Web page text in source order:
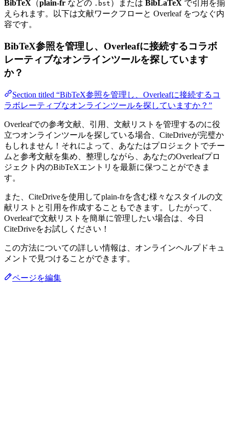
BibTeX （plain-fr などの .bst ）または BibLaTeX で引用を揃
えられます。以下は文献ワークフローと Overleaf をつなぐ内
容です。
BibTeX参照を管理し、Overleafに接続するコラボ
レーティブなオンラインツールを探しています
か？
Section titled “BibTeX参照を管理し、Overleafに接続するコ
ラボレーティブなオンラインツールを探していますか？”
Overleafでの参考文献、引用、文献リストを管理するのに役
立つオンラインツールを探している場合、CiteDriveが完璧か
もしれません！それによって、あなたはプロジェクトでチー
ムと参考文献を集め、整理しながら、あなたのOverleafプロ
ジェクト内のBibTeXエントリを最新に保つことができま
す。
また、CiteDriveを使用してplain-frを含む様々なスタイルの文
献リストと引用を作成することもできます。したがって、
Overleafで文献リストを簡単に管理したい場合は、今日
CiteDriveをお試しください！
この方法についての詳しい情報は、オンラインヘルプドキュ
メントで見つけることができます。
ページを編集